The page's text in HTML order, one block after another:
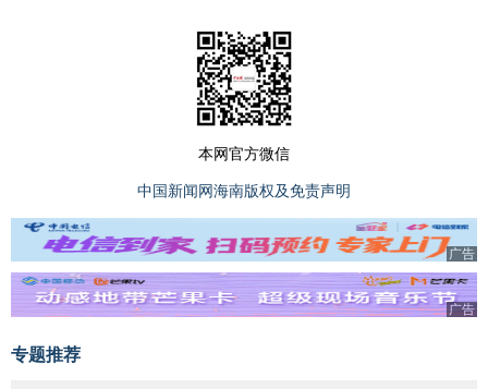
本网官方微信
中国新闻网海南版权及免责声明
广告
广告
专题推荐